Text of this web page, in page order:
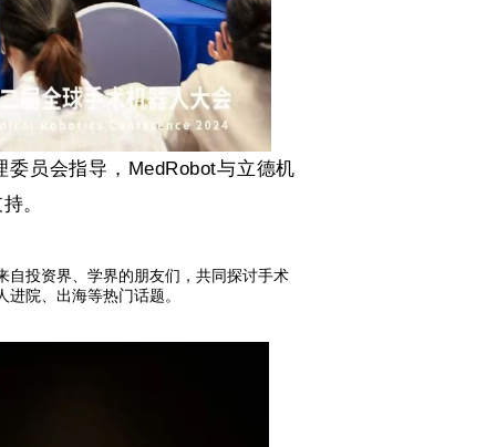
员会指导， MedRobot与立德机
。
自投资界、学界的朋友们，共同探讨手术
院、出海等热门话题。